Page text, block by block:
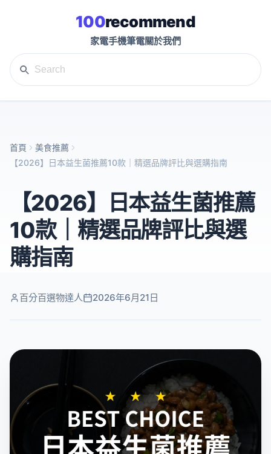
100recommend
家電手機筆電關於我們
首頁
美食推薦
【2026】日本益生菌推薦10款｜精選品牌評比與選購指南
【2026】日本益生菌推薦
10款｜精選品牌評比與選
購指南
百分百選物達人 2026年6月21日